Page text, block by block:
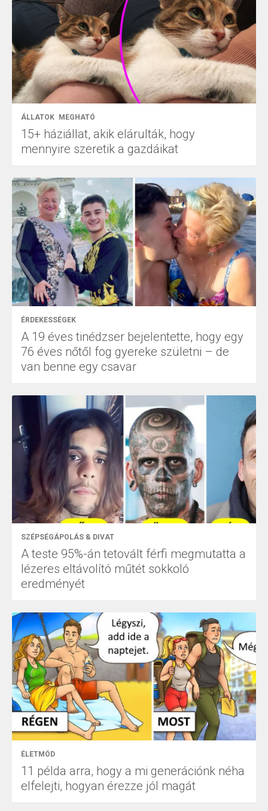
ÁLLATOK MEGHATÓ
15+ háziállat, akik elárulták, hogy
mennyire szeretik a gazdáikat
ÉRDEKESSÉGEK
A 19 éves tinédzser bejelentette, hogy egy
76 éves nőtől fog gyereke születni – de
van benne egy csavar
SZÉPSÉGÁPOLÁS & DIVAT
A teste 95%-án tetovált férfi megmutatta a
lézeres eltávolító műtét sokkoló
eredményét
ÉLETMÓD
11 példa arra, hogy a mi generációnk néha
elfelejti, hogyan érezze jól magát